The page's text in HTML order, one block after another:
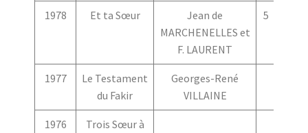
1978 Et ta Sœur
Jean de
MARCHENELLES et
F. LAURENT
5
1977
Le Testament
du Fakir
Georges-René
VILLAINE
1976
Trois Sœur à